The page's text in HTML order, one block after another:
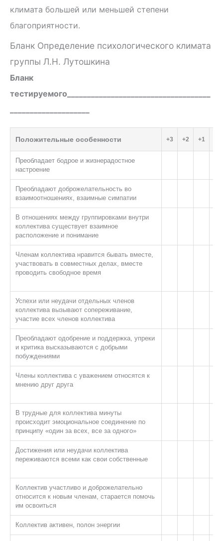
климата большей или меньшей степени
благоприятности.
Бланк Определение психологического климата
группы Л.Н. Лутошкина
Бланк
тестируемого____________________________________
Положительные особенности +3 +2 +1
Преобладает бодрое и жизнерадостное
настроение
Преобладают доброжелательность во
взаимоотношениях, взаимные симпатии
В отношениях между группировками внутри
коллектива существует взаимное
расположение и понимание
Членам коллектива нравится бывать вместе,
участвовать в совместных делах, вместе
проводить свободное время
Успехи или неудачи отдельных членов
коллектива вызывают сопереживание,
участие всех членов коллектива
Преобладают одобрение и поддержка, упреки
и критика высказываются с добрыми
побуждениями
Члены коллектива с уважением относятся к
мнению друг друга
В трудные для коллектива минуты
происходит эмоциональное соединение по
принципу «один за всех, все за одного»
Достижения или неудачи коллектива
переживаются всеми как свои собственные
Коллектив участливо и доброжелательно
относится к новым членам, старается помочь
им освоиться
Коллектив активен, полон энергии